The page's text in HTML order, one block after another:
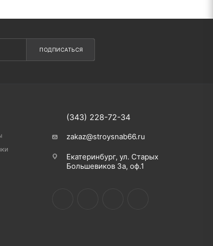
ПОДПИСАТЬСЯ
(343) 228-72-34
zakaz@stroysnab66.ru
Екатеринбург, ул. Старых
Большевиков 3а, оф.1